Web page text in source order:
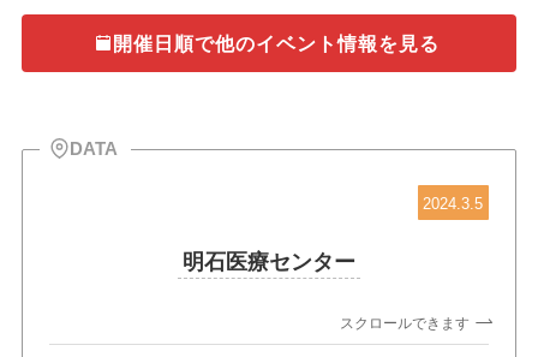
開催日順で他のイベント情報を見る
DATA
2024.3.5
明石医療センター
スクロールできます